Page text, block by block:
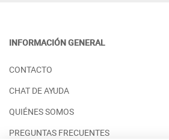
ESTILO NÓRDICO DETALLES EN
PRECIO DESDE:
INFORMACIÓN GENERAL
CONTACTO
CHAT DE AYUDA
QUIÉNES SOMOS
PREGUNTAS FRECUENTES